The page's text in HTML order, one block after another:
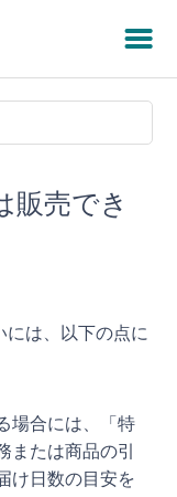
販売でき
は、以下の点に
場合には、「特
または商品の引
け日数の目安を